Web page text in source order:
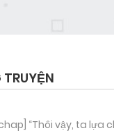
TRUYỆN
“Thôi vậy, ta lựa